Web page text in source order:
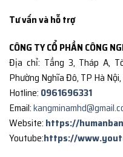
Tư vấn và hỗ trợ
CÔNG TY CỔ PHẦN CÔNG
Địa chỉ: Tầng 3, Tháp A,
Phường Nghĩa Đô, TP Hà
Hotline: 0961696331
Email:
Website: https://
Youtube:https://